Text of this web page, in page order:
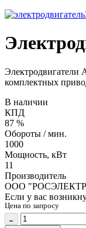
Электродвигатели
комплектных
В наличии
КПД
87 %
Обороты / мин.
1000
Мощность, кВт
11
Производитель
ООО
Если у вас
Цена по запросу